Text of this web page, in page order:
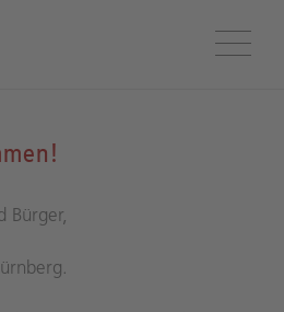
Menü
Bürger,